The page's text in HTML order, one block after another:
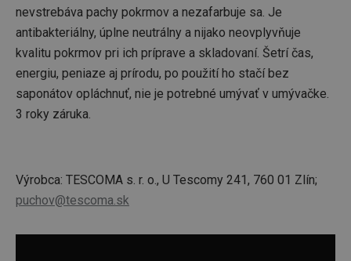
nevstrebáva pachy pokrmov a nezafarbuje sa. Je
antibakteriálny, úplne neutrálny a nijako neovplyvňuje
kvalitu pokrmov pri ich príprave a skladovaní. Šetrí čas,
energiu, peniaze aj prírodu, po použití ho stačí bez
saponátov opláchnuť, nie je potrebné umývať v umývačke.
3 roky záruka.
Výrobca: TESCOMA s. r. o., U Tescomy 241, 760 01 Zlín;
puchov@tescoma.sk